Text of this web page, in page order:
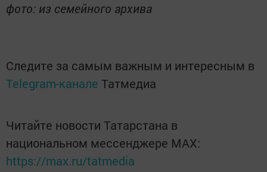
фото: из семейного архива
Следите за самым важным и интересным в
Telegram-канале Татмедиа
Читайте новости Татарстана в
национальном мессенджере MАХ:
https://max.ru/tatmedia